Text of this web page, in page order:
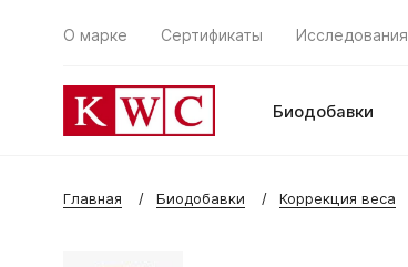
О марке Сертификаты Исследования
Биодобавки
Главная Биодобавки Коррекция веса